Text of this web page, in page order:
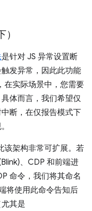
是针对 JS 异常设置断
发异常，因此此功能
在实际场景中，您需要
体而言，我们希望仅
断，在仅报告模式下
该架构非常可扩展。若
、CDP 和前端进
命令，我们将其命名
将使用此命令告知后
其是